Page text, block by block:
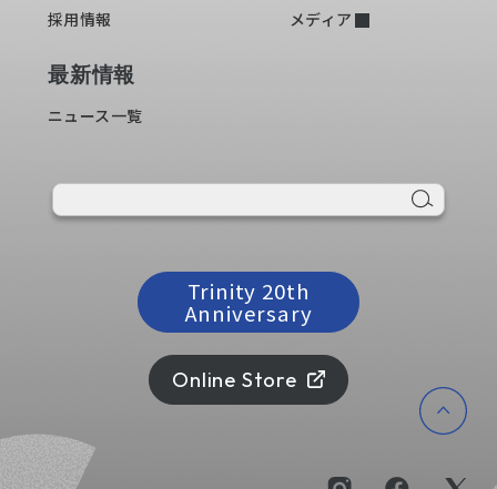
すべて
新製品
キャンペーン
採用情報
最新情報
ニュース一覧
メディア
Trinity 20th
Anniversary
Online Store